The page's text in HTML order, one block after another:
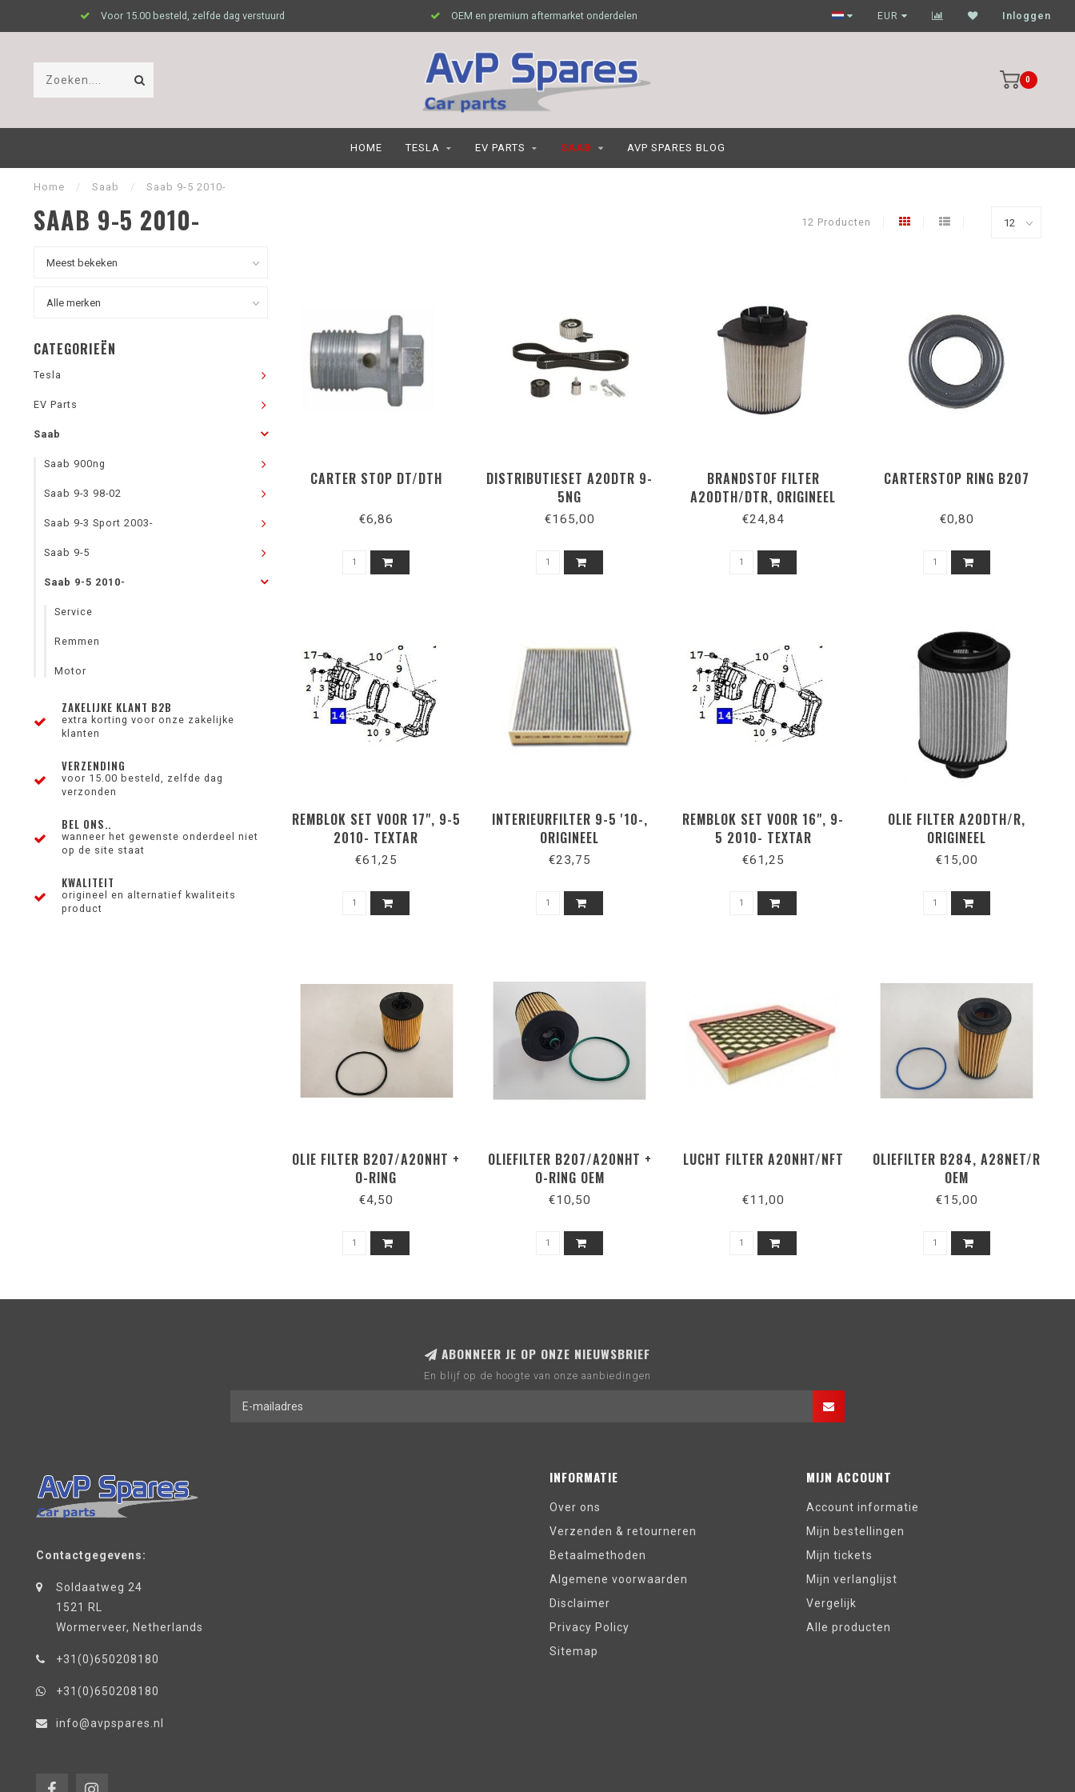
Voor 15.00 besteld, zelfde dag verstuurd OEM en premium aftermarket onderdelen Garagehouders nog scherpere prijzen
EUR Inloggen
0
HOME TESLA EV PARTS SAAB AVP SPARES BLOG
Home / Saab / Saab 9-5 2010-
SAAB 9-5 2010- 12 Producten
CATEGORIEËN
Tesla
EV Parts
Saab
Saab 900ng
Saab 9-3 98-02
Saab 9-3 Sport 2003-
Saab 9-5
Saab 9-5 2010-
Service
Remmen
Motor
ZAKELIJKE KLANT B2B
extra korting voor onze zakelijke
klanten
VERZENDING
voor 15.00 besteld, zelfde dag
verzonden
BEL ONS..
wanneer het gewenste onderdeel niet
op de site staat
KWALITEIT
origineel en alternatief kwaliteits
product
CARTER STOP DT/DTH
€6,86
DISTRIBUTIESET A20DTR 9-
5NG
€165,00
BRANDSTOF FILTER
A20DTH/DTR, ORIGINEEL
€24,84
CARTERSTOP RING B207
€0,80
REMBLOK SET VOOR 17", 9-5
2010- TEXTAR
€61,25
INTERIEURFILTER 9-5 '10-,
ORIGINEEL
€23,75
REMBLOK SET VOOR 16", 9-
5 2010- TEXTAR
€61,25
OLIE FILTER A20DTH/R,
ORIGINEEL
€15,00
OLIE FILTER B207/A20NHT +
O-RING
€4,50
OLIEFILTER B207/A20NHT +
O-RING OEM
€10,50
LUCHT FILTER A20NHT/NFT
€11,00
OLIEFILTER B284, A28NET/R
OEM
€15,00
ABONNEER JE OP ONZE NIEUWSBRIEF
En blijf op de hoogte van onze aanbiedingen
Contactgegevens:
Soldaatweg 24
1521 RL
Wormerveer, Netherlands
+31(0)650208180
+31(0)650208180
info@avpspares.nl
INFORMATIE
Over ons
Verzenden & retourneren
Betaalmethoden
Algemene voorwaarden
Disclaimer
Privacy Policy
Sitemap
MIJN ACCOUNT
Account informatie
Mijn bestellingen
Mijn tickets
Mijn verlanglijst
Vergelijk
Alle producten